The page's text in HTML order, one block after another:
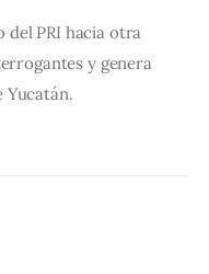
del PRI hacia otra
y genera
Yucatán.